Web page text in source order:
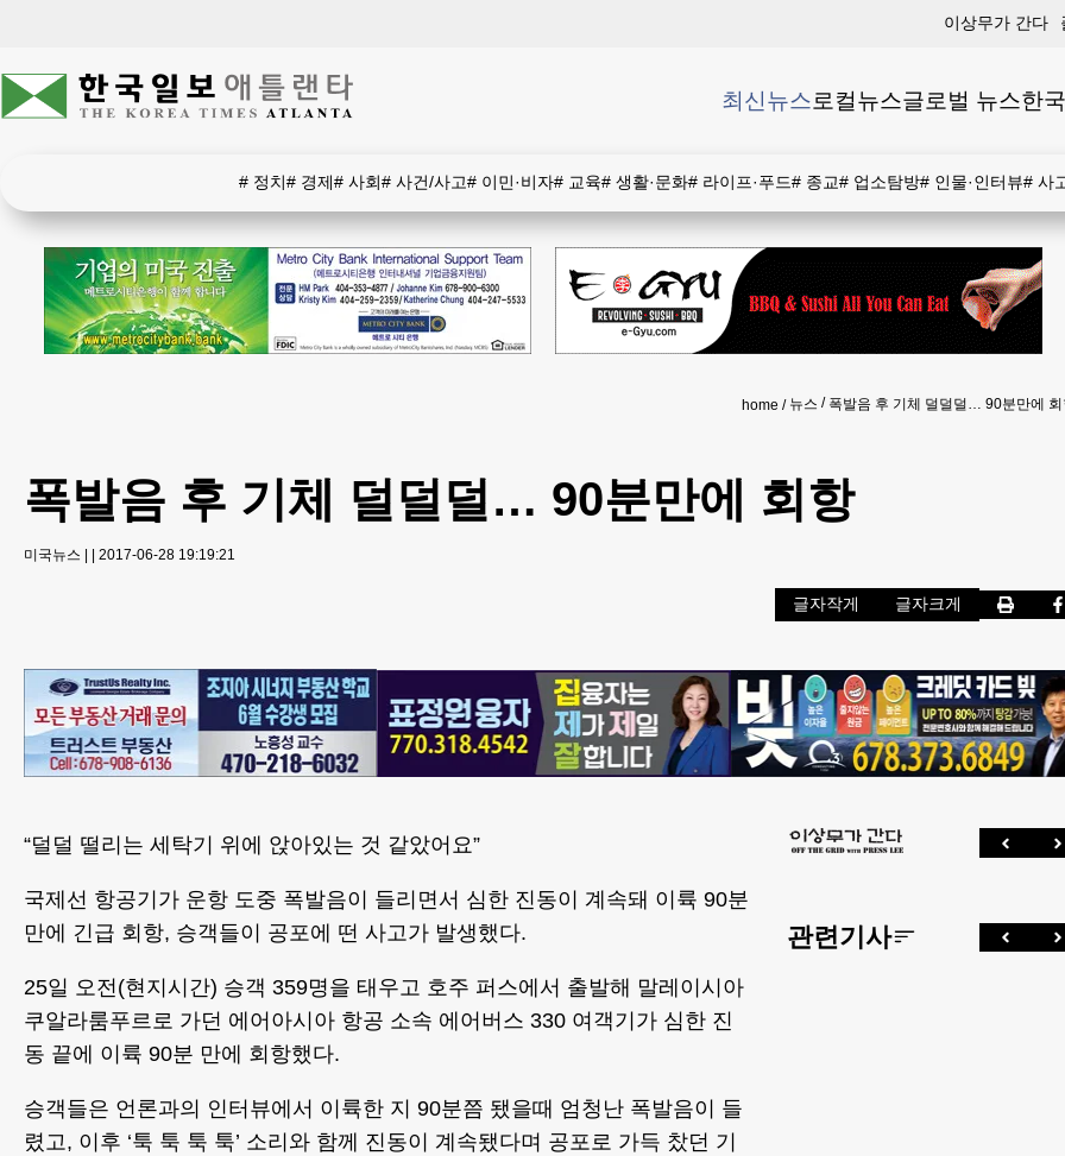
이상무가 간다
최신뉴스로컬뉴스글로벌 뉴스한
# 정치# 경제# 사회# 사건/사고# 이민·비자# 교육# 생활·문화# 라이프·푸드# 종교# 업소탐방# 인물·인터뷰# 사
home 뉴스 폭발음 후 기체 덜덜덜… 90분만에 회
폭발음 후 기체 덜덜덜… 90분만에 회항
미국뉴스 | | 2017-06-28 19:19:21
글자작게 글자크게
“덜덜 떨리는 세탁기 위에 앉아있는 것 같았어요”
국제선 항공기가 운항 도중 폭발음이 들리면서 심한 진동이 계속돼 이륙 90분
만에 긴급 회항, 승객들이 공포에 떤 사고가 발생했다.
25일 오전(현지시간) 승객 359명을 태우고 호주 퍼스에서 출발해 말레이시아
쿠알라룸푸르로 가던 에어아시아 항공 소속 에어버스 330 여객기가 심한 진
동 끝에 이륙 90분 만에 회항했다.
승객들은 언론과의 인터뷰에서 이륙한 지 90분쯤 됐을때 엄청난 폭발음이 들
렸고, 이후 ‘툭 툭 툭 툭’ 소리와 함께 진동이 계속됐다며 공포로 가득 찼던 기
관련기사